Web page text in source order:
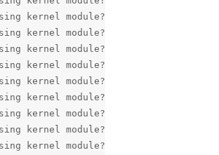
kernel module?
kernel module?
kernel module?
kernel module?
kernel module?
kernel module?
kernel module?
kernel module?
kernel module?